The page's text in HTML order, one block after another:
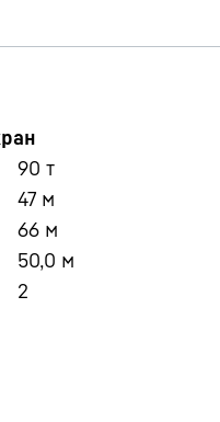
90 т
47 м
66 м
50,0 м
2